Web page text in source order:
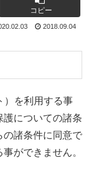
コピー
2018.09.04
）を利用する事
護についての諸条
の諸条件に同意で
ができません。